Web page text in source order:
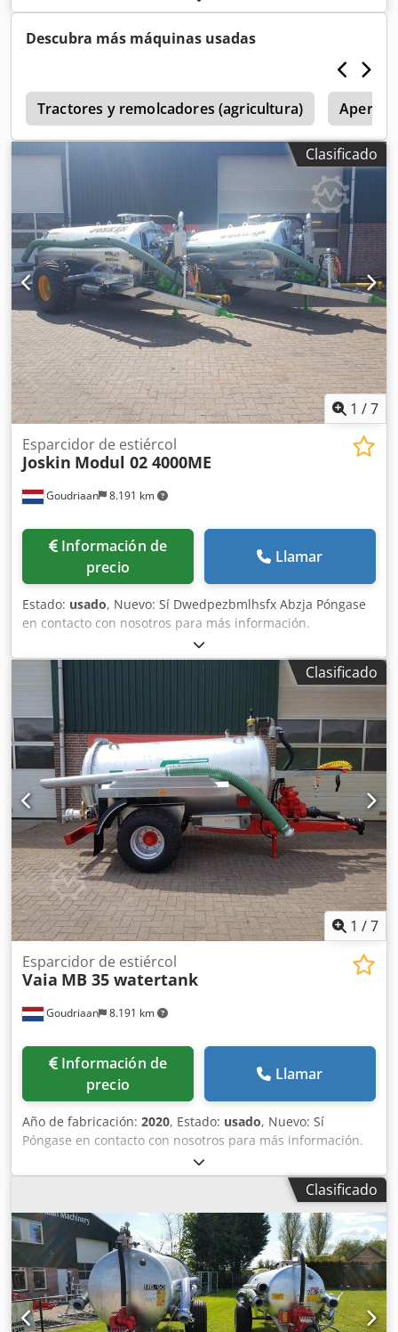
Directamente salida del trabajo Estado: Usado
Descubra más máquinas usadas
Tractores y remolcadores (agricultura) Aperos
Clasificado
1 /7
Goudriaan 8.191 km
Esparcidor de estiércol
Joskin Modul 02 4000ME
Información de
precio
Llamar
Estado: usado, Nuevo: Sí Dwedpezbmlhsfx Abzja Póngase
en contacto con nosotros para más información.
Clasificado
1 /7
Goudriaan 8.191 km
Esparcidor de estiércol
Vaia MB 35 watertank
Información de
precio
Llamar
Año de fabricación: 2020, Estado: usado, Nuevo: Sí
Póngase en contacto con nosotros para más información.
Clasificado